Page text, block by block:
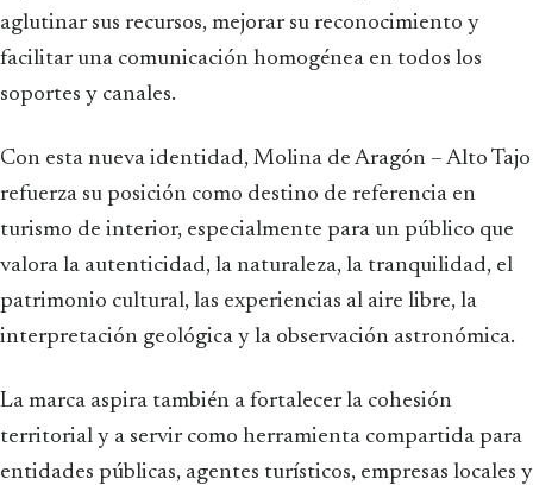
aglutinar sus recursos, mejorar su reconocimiento y
facilitar una comunicación homogénea en todos los
soportes y canales.
Con esta nueva identidad, Molina de Aragón – Alto Tajo
refuerza su posición como destino de referencia en
turismo de interior, especialmente para un público que
valora la autenticidad, la naturaleza, la tranquilidad, el
patrimonio cultural, las experiencias al aire libre, la
interpretación geológica y la observación astronómica.
La marca aspira también a fortalecer la cohesión
territorial y a servir como herramienta compartida para
entidades públicas, agentes turísticos, empresas locales y